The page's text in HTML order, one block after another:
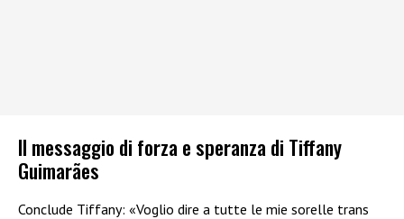
Il messaggio di forza e speranza di Tiffany
Guimarães
Conclude Tiffany: «Voglio dire a tutte le mie sorelle trans